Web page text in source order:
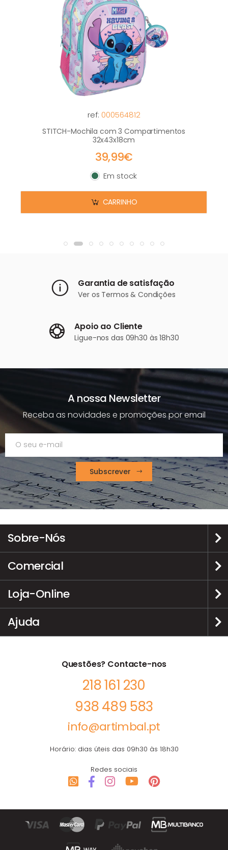
ref: 000564812
STITCH-Mochila com 3 Compartimentos
32x43x18cm
39,99€
Em stock
Em stock
CARRINHO
Garantia de satisfação
Ver os Termos & Condições
Apoio ao Cliente
Ligue-nos das 09h30 às 18h30
A nossa Newsletter
Receba as novidades e promoções por email
Subscrever
Sobre-Nós
Comercial
Loja-Online
Ajuda
Questões? Contacte-nos
218 161 230
938 489 583
info@artimbal.pt
Horário: dias úteis das 09h30 às 18h30
Redes sociais